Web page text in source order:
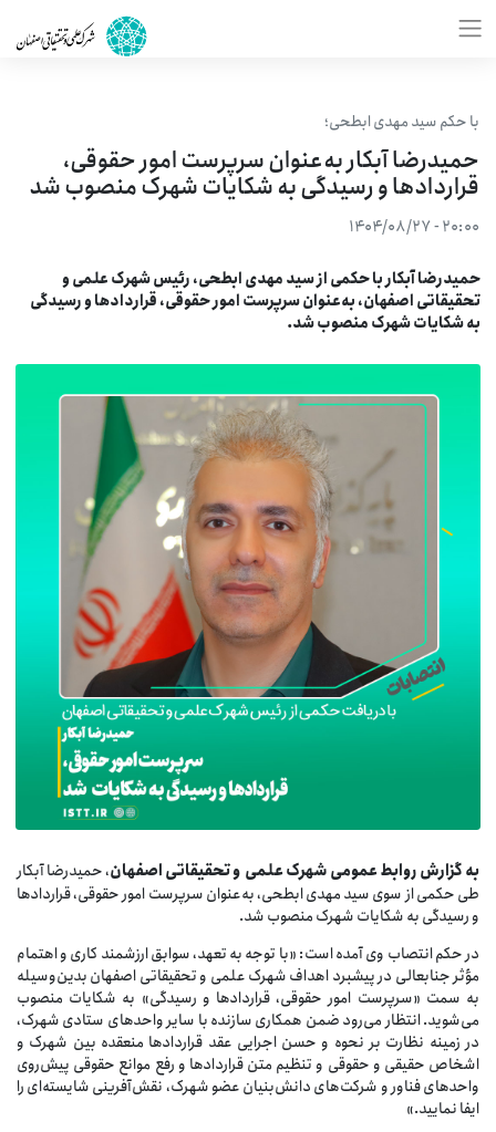
با حکم سید مهدی ابطحی؛
حمیدرضا آبکار به‌عنوان سرپرست امور حقوقی،
قراردادها و رسيدگی به شكايات شهرک منصوب شد
۲۰:۰۰ - ۱۴۰۴/۰۸/۲۷
آبکار با حکمی از سید مهدی ابطحی، رئیس شهرک علمی و
اصفهان، به‌عنوان سرپرست امور حقوقی، قراردادها و رسيدگی
شكايات شهرک منصوب شد.
به گزارش روابط عمومی شهرک علمی و تحقیقاتی اصفهان، حميدرضا آبكار
طی حکمی از سوی سید مهدی ابطحی، به‌عنوان سرپرست امور حقوقی، قراردادها
و رسيدگی به شكايات شهرک منصوب شد.
در حکم انتصاب وی آمده است: «با توجه به تعهد، سوابق ارزشمند كاری و اهتمام
مؤثر جنابعالی در پيشبرد اهداف شهرک علمی و تحقيقاتی اصفهان بدين‌وسيله
به سمت «سرپرست امور حقوقی، قراردادها و رسيدگی» به شكايات منصوب
می‌شويد. انتظار می‌رود ضمن همكاری سازنده با ساير واحدهای ستادی شهرک،
در زمينه نظارت بر نحوه و حسن اجرایی عقد قراردادها منعقده بين شهرک و
اشخاص حقيقی و حقوقی و تنظيم متن قراردادها و رفع موانع حقوقی پيش‌روی
واحدهای فناور و شركت‌های دانش‌بنيان عضو شهرک، نقش‌آفرينی شايسته‌ای را
ايفا نماييد.»